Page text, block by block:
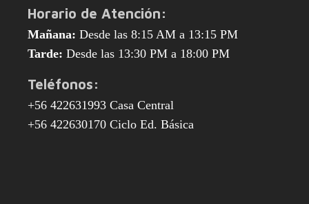
Horario de Atención:
Mañana: Desde las 8:15 AM a 13:15 PM
Tarde: Desde las 13:30 PM a 18:00 PM
Teléfonos:
+56 422631993 Casa Central
+56 422630170 Ciclo Ed. Básica